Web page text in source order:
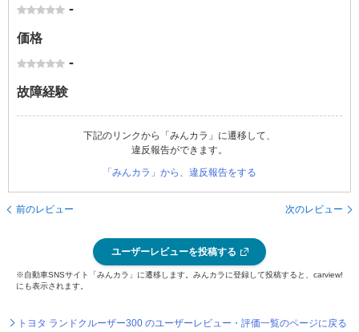
-
価格
-
故障経験
下記のリンクから「みんカラ」に遷移して、
違反報告ができます。
「みんカラ」から、違反報告をする
前のレビュー 次のレビュー
ユーザーレビューを投稿する
※自動車SNSサイト「みんカラ」に遷移します。みんカラに登録して投稿すると、carview!
にも表示されます。
トヨタ ランドクルーザー300 のユーザーレビュー・評価一覧のページに戻る